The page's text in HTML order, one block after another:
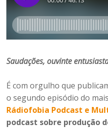
Saudações, ouvinte
É com orgulho que
o segundo episódio do
Rádiofobia Podcast e
podcast sobre produção